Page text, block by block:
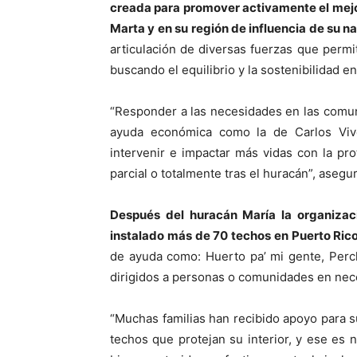
creada para promover activamente el
Marta y en su región de influencia de su
articulación de diversas fuerzas que
buscando el equilibrio y la sostenibilidad
“Responder a las necesidades en las
ayuda económica como la de Carlos
intervenir e impactar más vidas con la
parcial o totalmente tras el huracán”,
Después del huracán María la
instalado más de 70 techos en Puerto
de ayuda como: Huerto pa’ mi gente,
dirigidos a personas o comunidades en
“Muchas familias han recibido apoyo para
techos que protejan su interior, y ese es